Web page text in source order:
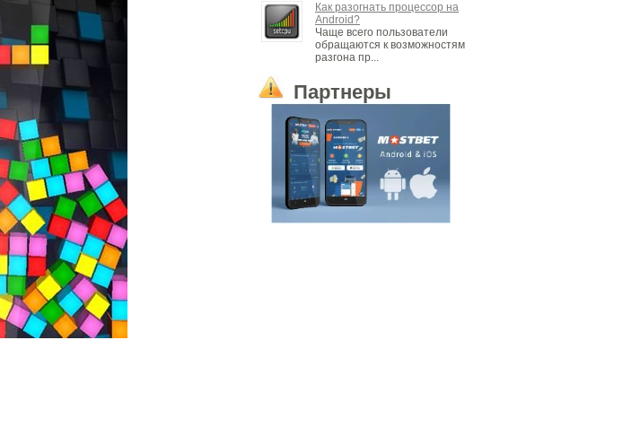
Как разогнать процессор на
Android?
Чаще всего пользователи
обращаются к возможностям
разгона пр...
Партнеры